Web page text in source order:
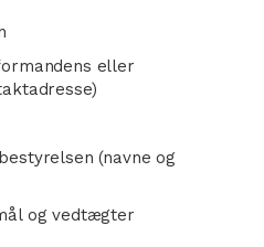
eller
(navne og
og vedtægter